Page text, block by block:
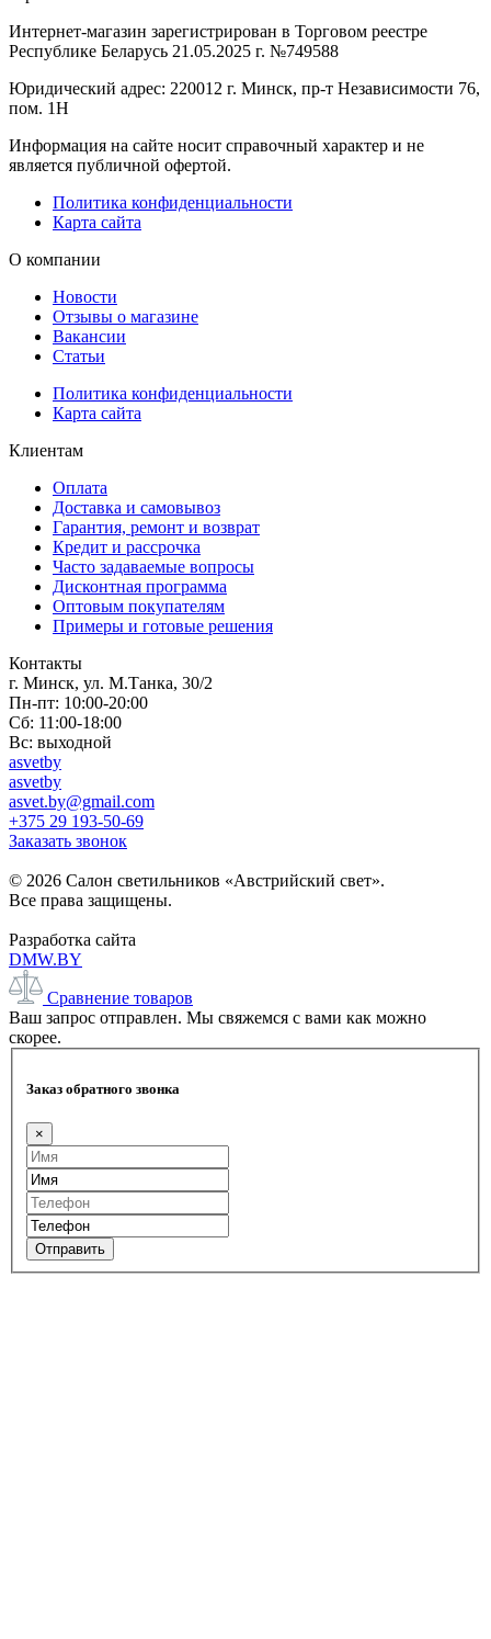
Интернет-магазин зарегистрирован в Торговом реестре
Республике Беларусь 21.05.2025 г. №749588
Юридический адрес: 220012 г. Минск, пр-т Независимости 76,
пом. 1Н
Информация на сайте носит справочный характер и не
является публичной офертой.
Политика конфиденциальности
Карта сайта
О компании
Новости
Отзывы о магазине
Вакансии
Статьи
Политика конфиденциальности
Карта сайта
Клиентам
Оплата
Доставка и самовывоз
Гарантия, ремонт и возврат
Кредит и рассрочка
Часто задаваемые вопросы
Дисконтная программа
Оптовым покупателям
Примеры и готовые решения
Контакты
г. Минск, ул. М.Танка, 30/2
Пн-пт: 10:00-20:00
Сб: 11:00-18:00
Вс: выходной
asvetby
asvetby
asvet.by@gmail.com
+375 29 193-50-69
Заказать звонок
© 2026 Салон светильников «Австрийский свет».
Все права защищены.
Разработка сайта
DMW.BY
Сравнение товаров
Ваш запрос отправлен. Мы свяжемся с вами как можно
скорее.
Заказ обратного звонка
×
Отправить